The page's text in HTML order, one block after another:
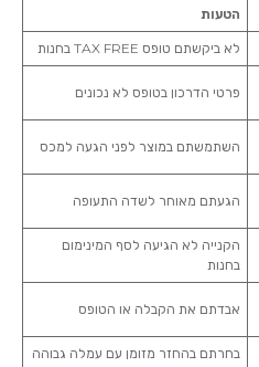
הטעות
לא ביקשתם טופס TAX FREE בחנות
פרטי הדרכון בטופס לא נכונים
השתמשתם במוצר לפני הגעה למכס
הגעתם מאוחר לשדה התעופה
הקנייה לא הגיעה לסף המינימום
בחנות
אבדתם את הקבלה או הטופס
בחרתם בהחזר מזומן עם עמלה גבוהה